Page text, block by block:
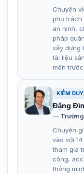
Chuyên
phụ trách
an ninh,
pháp
xây dựng
tài liệu
môn
KIỂM
Đặng
Chuyên
vào với
tham gia
công,
thông